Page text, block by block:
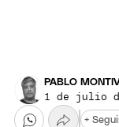
PABLO
1 de julio
+